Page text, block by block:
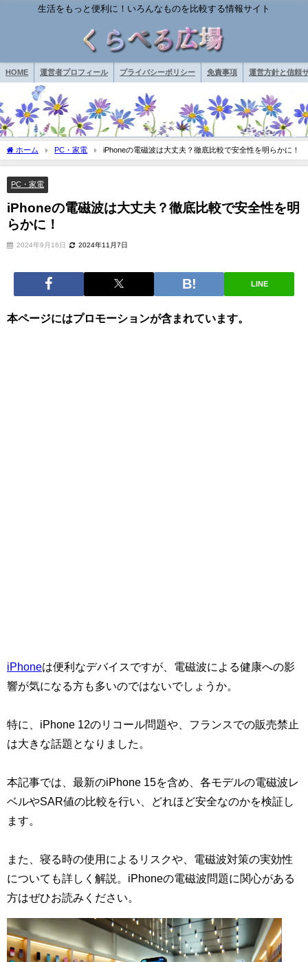
生活をもっと便利に！いろんなものを比較する情報サイト
HOME 運営者プロフィール プライバシーポリシー 免責事項 運営方針と信頼
ホーム PC・家電 iPhoneの電磁波は大丈夫？徹底比較で安全性を明らかに！
PC・家電
iPhoneの電磁波は大丈夫？徹底比較で安全性を明
らかに！
2024年9月16日 2024年11月7日
LINE
本ページにはプロモーションが含まれています。
iPhoneは便利なデバイスですが、電磁波による健康への影
響が気になる方も多いのではないでしょうか。
特に、iPhone 12のリコール問題や、フランスでの販売禁止
は大きな話題となりました。
本記事では、最新のiPhone 15を含め、各モデルの電磁波レ
ベルやSAR値の比較を行い、どれほど安全なのかを検証し
ます。
また、寝る時の使用によるリスクや、電磁波対策の実効性
についても詳しく解説。iPhoneの電磁波問題に関心がある
方はぜひお読みください。